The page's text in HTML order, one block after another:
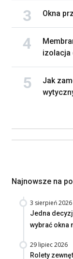
Okna
izolacja
Jak
Najnowsze na
3 sierpień 2026
Jedna
wybrać okna
29 lipiec 2026
Rolety